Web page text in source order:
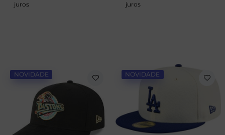
juros
juros
NOVIDADE NOVIDADE